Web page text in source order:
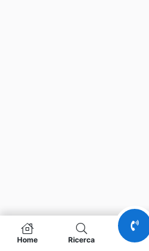
Home Ricerca